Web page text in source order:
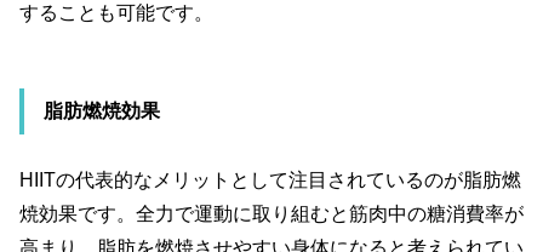
することも可能です。
脂肪燃焼効果
HIITの代表的なメリットとして注目されているのが脂肪燃
焼効果です。全力で運動に取り組むと筋肉中の糖消費率が